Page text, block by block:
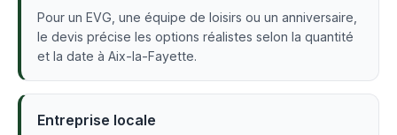
Pour un EVG, une équipe de loisirs ou un anniversaire,
le devis précise les options réalistes selon la quantité
et la date à Aix-la-Fayette.
Entreprise locale